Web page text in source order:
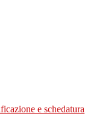
e schedatura